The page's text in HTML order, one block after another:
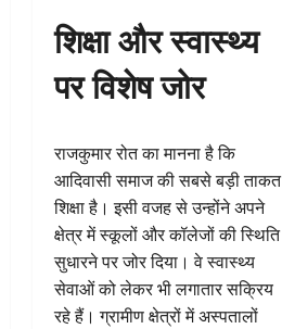
शिक्षा और स्वास्थ्य
पर विशेष जोर
राजकुमार रोत का मानना है कि
आदिवासी समाज की सबसे बड़ी ताकत
शिक्षा है। इसी वजह से उन्होंने अपने
क्षेत्र में स्कूलों और कॉलेजों की स्थिति
सुधारने पर जोर दिया। वे स्वास्थ्य
सेवाओं को लेकर भी लगातार सक्रिय
रहे हैं। ग्रामीण क्षेत्रों में अस्पतालों